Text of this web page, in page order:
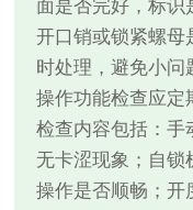
面是否完好，标识
开口销或锁紧螺母
时处理，避免小问
操作功能检查应定
检查内容包括：手
无卡涩现象；自锁
操作是否顺畅；开